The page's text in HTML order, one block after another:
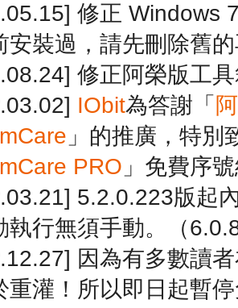
修正 Windows
安裝過，請先刪除舊
修正阿榮版工
IObit為答謝「
」的推廣，特別
PRO 」免費序
5.2.0.223版起
執行無須手動。（
因為有多數讀
重灌！所以即日起暫